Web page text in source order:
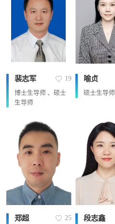
裴志军 19
博士生导师 、硕士
生导师
喻贞
硕士生导师
郑超 25 段志鑫